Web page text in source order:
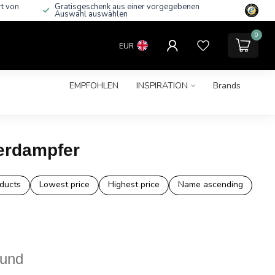
von Gratisgeschenk aus einer vorgegebenen
Auswahl auswählen
EUR
0
EMPFOHLEN INSPIRATION
Brands
Lowest price Highest price
Name ascending